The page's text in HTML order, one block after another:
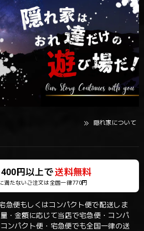
隠れ家について
円以上で送料無料
満たないご注文は全国一律770円
急便もしくはコンパクト便で配送しま
・金額に応じて当店で宅急便・コンパ
ンパクト便・宅急便でも全国一律の送